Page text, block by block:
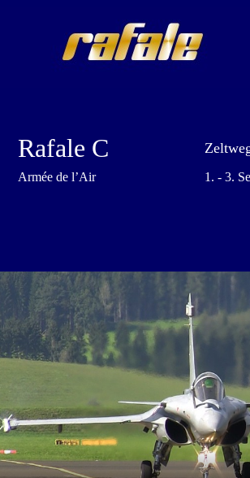
Rafale C
Armée de l’Air 1. - 3.